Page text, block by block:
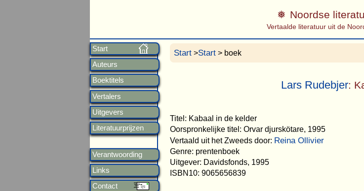
Start
Auteurs
Boektitels
Vertalers
Uitgevers
Literatuurprijzen
Verantwoording
Links
Contact
Noordse
Vertaalde literatuur uit de
Start >Start > boek
Lars Rudebjer:
Titel: Kabaal in de kelder
Oorspronkelijke titel: Orvar djurskötare, 1995
Vertaald uit het Zweeds door: Reina Ollivier
Genre: prentenboek
Uitgever: Davidsfonds, 1995
ISBN10: 9065656839